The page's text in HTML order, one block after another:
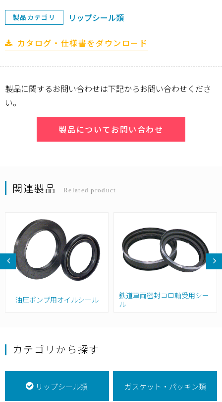
製品カテゴリ リップシール類
カタログ・仕様書をダウンロード
製品に関するお問い合わせは下記からお問い合わせくださ
い。
製品についてお問い合わせ
関連製品 Related product
油圧ポンプ用オイルシール
鉄道車両密封コロ軸受用シー
ル
カテゴリから探す
リップシール類 ガスケット・パッキン類